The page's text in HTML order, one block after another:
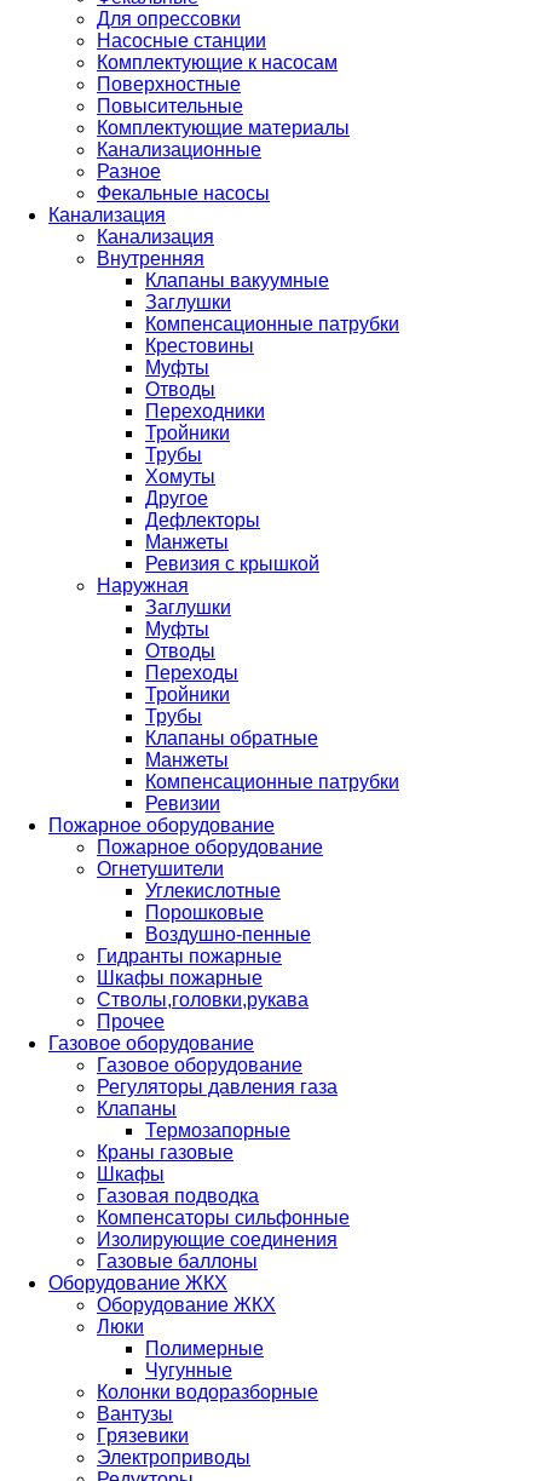
Для опрессовки
Насосные станции
Комплектующие к насосам
Поверхностные
Повысительные
Комплектующие материалы
Канализационные
Разное
Фекальные насосы
Канализация
Канализация
Внутренняя
Клапаны вакуумные
Заглушки
Компенсационные патрубки
Крестовины
Муфты
Отводы
Переходники
Тройники
Трубы
Хомуты
Другое
Дефлекторы
Манжеты
Ревизия с крышкой
Наружная
Заглушки
Муфты
Отводы
Переходы
Тройники
Трубы
Клапаны обратные
Манжеты
Компенсационные патрубки
Ревизии
Пожарное оборудование
Пожарное оборудование
Огнетушители
Углекислотные
Порошковые
Воздушно-пенные
Гидранты пожарные
Шкафы пожарные
Стволы,головки,рукава
Прочее
Газовое оборудование
Газовое оборудование
Регуляторы давления газа
Клапаны
Термозапорные
Краны газовые
Шкафы
Газовая подводка
Компенсаторы сильфонные
Изолирующие соединения
Газовые баллоны
Оборудование ЖКХ
Оборудование ЖКХ
Люки
Полимерные
Чугунные
Колонки водоразборные
Вантузы
Грязевики
Электроприводы